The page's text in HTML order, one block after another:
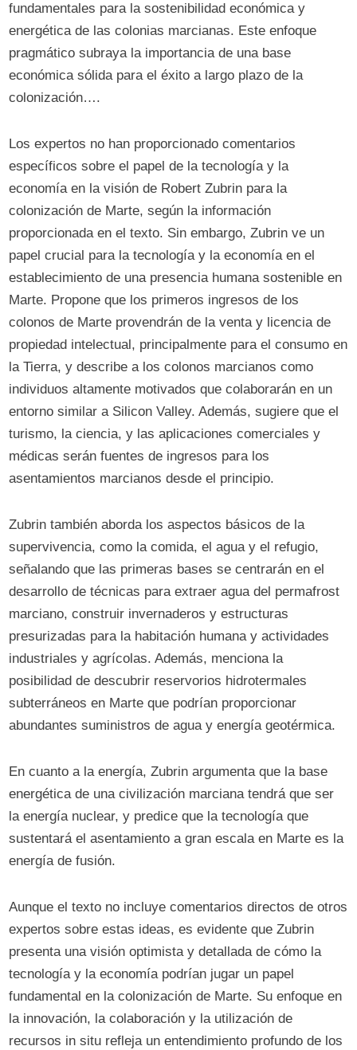
fundamentales para la sostenibilidad económica y
energética de las colonias marcianas. Este enfoque
pragmático subraya la importancia de una base
económica sólida para el éxito a largo plazo de la
colonización….
Los expertos no han proporcionado comentarios
específicos sobre el papel de la tecnología y la
economía en la visión de Robert Zubrin para la
colonización de Marte, según la información
proporcionada en el texto. Sin embargo, Zubrin ve un
papel crucial para la tecnología y la economía en el
establecimiento de una presencia humana sostenible en
Marte. Propone que los primeros ingresos de los
colonos de Marte provendrán de la venta y licencia de
propiedad intelectual, principalmente para el consumo en
la Tierra, y describe a los colonos marcianos como
individuos altamente motivados que colaborarán en un
entorno similar a Silicon Valley. Además, sugiere que el
turismo, la ciencia, y las aplicaciones comerciales y
médicas serán fuentes de ingresos para los
asentamientos marcianos desde el principio.
Zubrin también aborda los aspectos básicos de la
supervivencia, como la comida, el agua y el refugio,
señalando que las primeras bases se centrarán en el
desarrollo de técnicas para extraer agua del permafrost
marciano, construir invernaderos y estructuras
presurizadas para la habitación humana y actividades
industriales y agrícolas. Además, menciona la
posibilidad de descubrir reservorios hidrotermales
subterráneos en Marte que podrían proporcionar
abundantes suministros de agua y energía geotérmica.
En cuanto a la energía, Zubrin argumenta que la base
energética de una civilización marciana tendrá que ser
la energía nuclear, y predice que la tecnología que
sustentará el asentamiento a gran escala en Marte es la
energía de fusión.
Aunque el texto no incluye comentarios directos de otros
expertos sobre estas ideas, es evidente que Zubrin
presenta una visión optimista y detallada de cómo la
tecnología y la economía podrían jugar un papel
fundamental en la colonización de Marte. Su enfoque en
la innovación, la colaboración y la utilización de
recursos in situ refleja un entendimiento profundo de los